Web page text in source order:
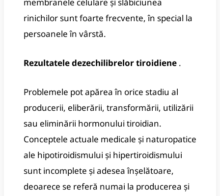
rinichilor sunt foarte frecvente, în special la
persoanele în vârstă.
Rezultatele dezechilibrelor tiroidiene .
Problemele pot apărea în orice stadiu al
producerii, eliberării, transformării, utilizării
sau eliminării hormonului tiroidian.
Conceptele actuale medicale și naturopatice
ale hipotiroidismului și hipertiroidismului
sunt incomplete și adesea înșelătoare,
deoarece se referă numai la producerea și